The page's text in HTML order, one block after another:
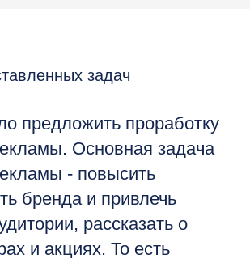
задач
предложить проработку
Основная задача
- повысить
бренда и привлечь
рассказать о
и акциях. То есть